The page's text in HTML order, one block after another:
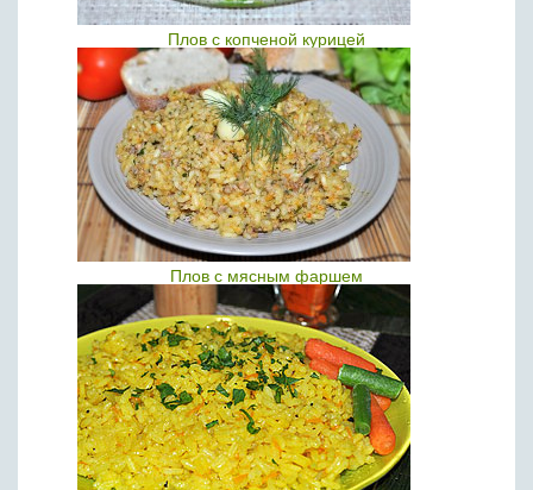
Плов с копченой курицей
Плов с мясным фаршем